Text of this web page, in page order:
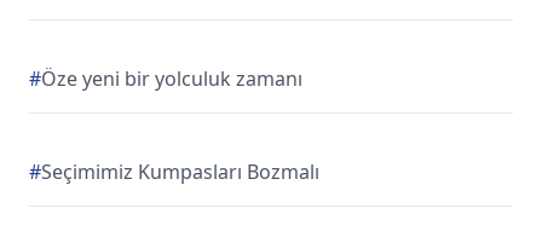
#Öze yeni bir yolculuk zamanı
#Seçimimiz Kumpasları Bozmalı